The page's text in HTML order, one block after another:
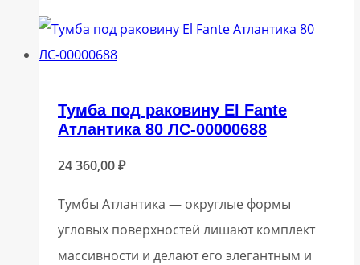
Тумба под раковину El Fante
Атлантика 80 ЛС-00000688
24 360,00₽
Тумбы Атлантика — округлые формы
угловых поверхностей лишают комплект
массивности и делают его элегантным и